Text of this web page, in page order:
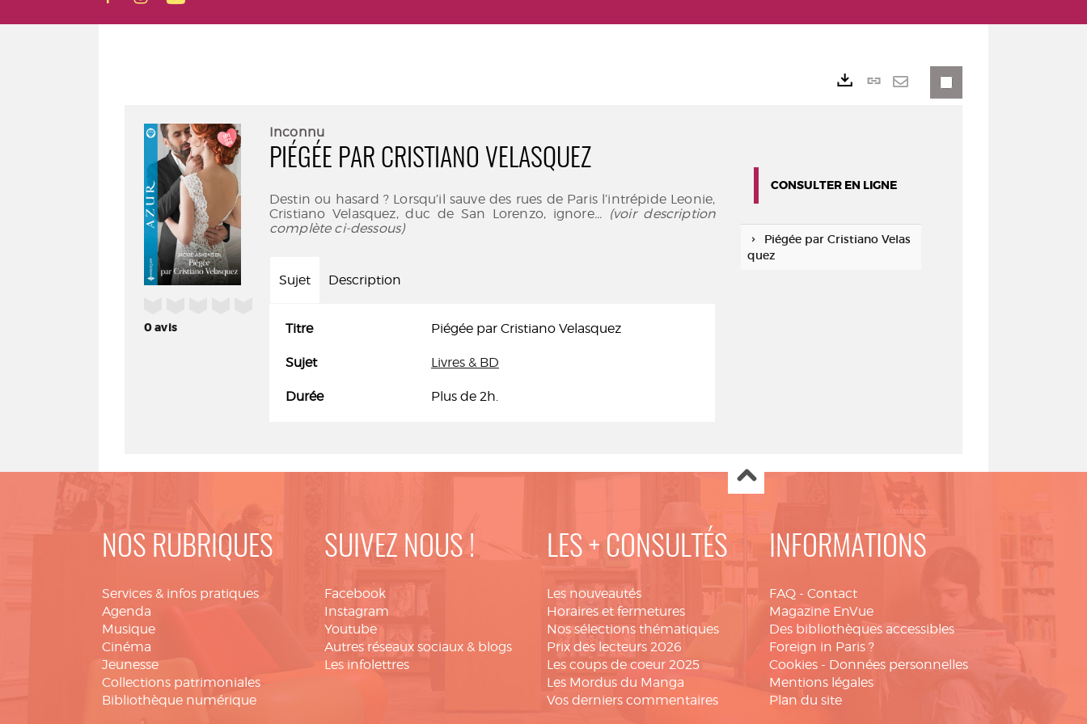
0avis
Inconnu
PIÉGÉE PAR CRISTIANO VELASQUEZ
Destin ou hasard ? Lorsqu’il sauve des rues de Paris l’intrépide Leonie,
Cristiano Velasquez, duc de San Lorenzo, ignore... (voir description
complète ci-dessous)
Sujet Description
Titre Piégée par Cristiano Velasquez
Sujet Livres & BD
Durée Plus de 2h.
Lien
CONSULTER EN LIGNE
Piégée par Cristiano Velas
quez
NOS RUBRIQUES
Services & infos pratiques
Agenda
Musique
Cinéma
Jeunesse
Collections patrimoniales
Bibliothèque numérique
SUIVEZ NOUS !
Facebook
Instagram
Youtube
Autres réseaux sociaux & blogs
Les infolettres
LES + CONSULTÉS
Les nouveautés
Horaires et fermetures
Nos sélections thématiques
Prix des lecteurs 2026
Les coups de coeur 2025
Les Mordus du Manga
Vos derniers commentaires
INFORMATIONS
FAQ - Contact
Magazine EnVue
Des bibliothèques accessibles
Foreign in Paris ?
Cookies - Données personnelles
Mentions légales
Plan du site